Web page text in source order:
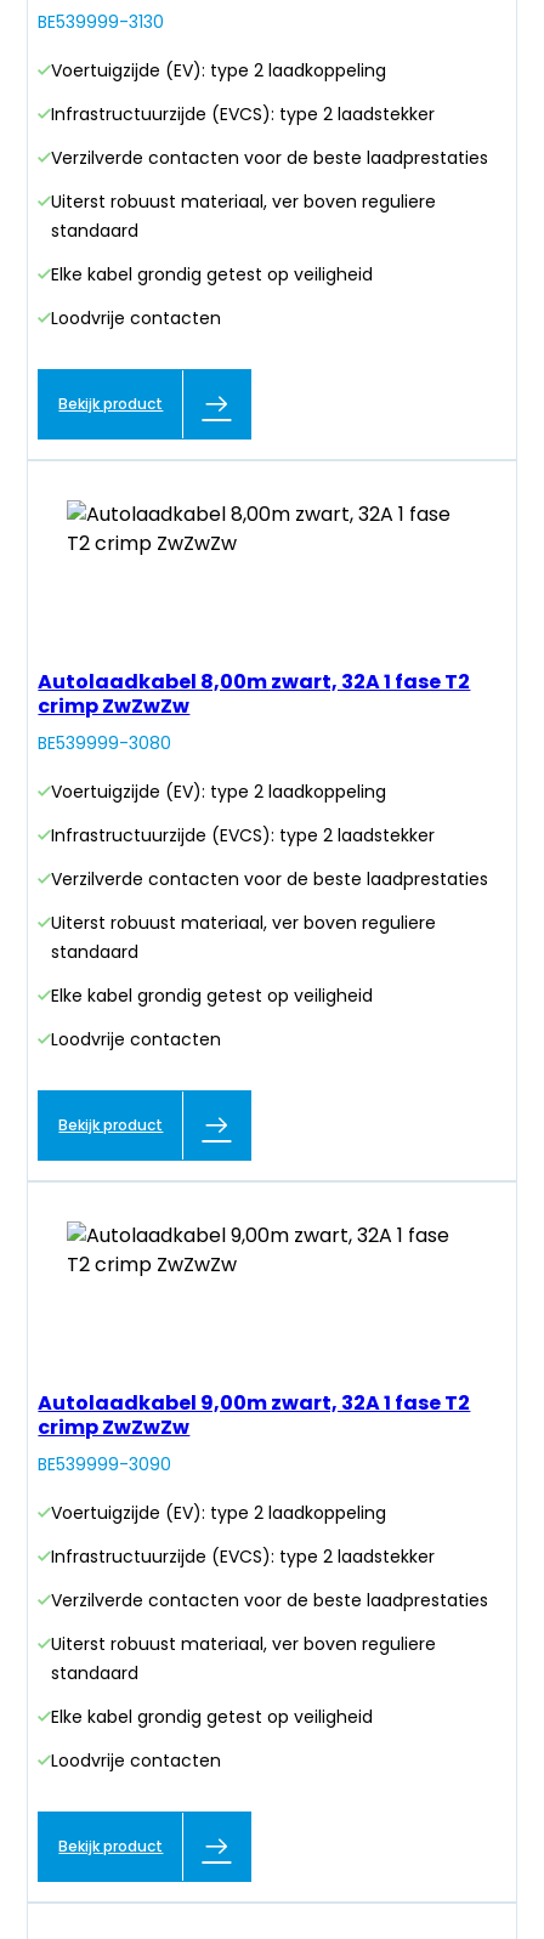
BE539999-3130
Voertuigzijde (EV): type 2 laadkoppeling
Infrastructuurzijde (EVCS): type 2 laadstekker
Verzilverde contacten voor de beste laadprestaties
Uiterst robuust materiaal, ver boven reguliere
standaard
Elke kabel grondig getest op veiligheid
Loodvrije contacten
Bekijk product
Autolaadkabel 8,00m zwart, 32A 1 fase T2
crimp ZwZwZw
BE539999-3080
Voertuigzijde (EV): type 2 laadkoppeling
Infrastructuurzijde (EVCS): type 2 laadstekker
Verzilverde contacten voor de beste laadprestaties
Uiterst robuust materiaal, ver boven reguliere
standaard
Elke kabel grondig getest op veiligheid
Loodvrije contacten
Bekijk product
Autolaadkabel 9,00m zwart, 32A 1 fase T2
crimp ZwZwZw
BE539999-3090
Voertuigzijde (EV): type 2 laadkoppeling
Infrastructuurzijde (EVCS): type 2 laadstekker
Verzilverde contacten voor de beste laadprestaties
Uiterst robuust materiaal, ver boven reguliere
standaard
Elke kabel grondig getest op veiligheid
Loodvrije contacten
Bekijk product